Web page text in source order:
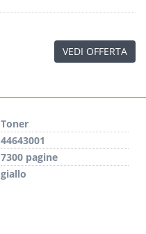
VEDI OFFERTA
Toner
44643001
7300 pagine
giallo